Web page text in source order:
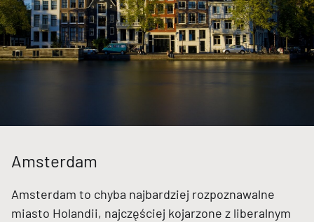
Amsterdam
Amsterdam to chyba najbardziej rozpoznawalne
miasto Holandii, najczęściej kojarzone z liberalnym